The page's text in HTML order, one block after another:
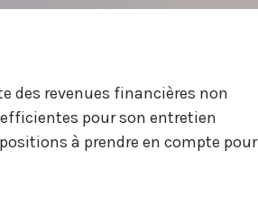
des revenues financières non
pour son entretien
à prendre en compte pour